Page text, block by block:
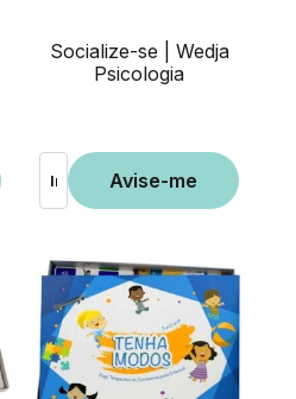
Socialize-se | Wedja
Psicologia